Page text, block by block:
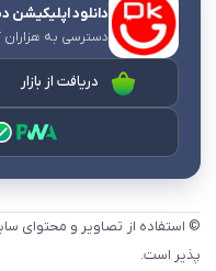
دانلود اپلیکیشن
دسترسی به هزاران
دریافت از بازار
© استفاده از تصاویر و محتوای
پذیر است.